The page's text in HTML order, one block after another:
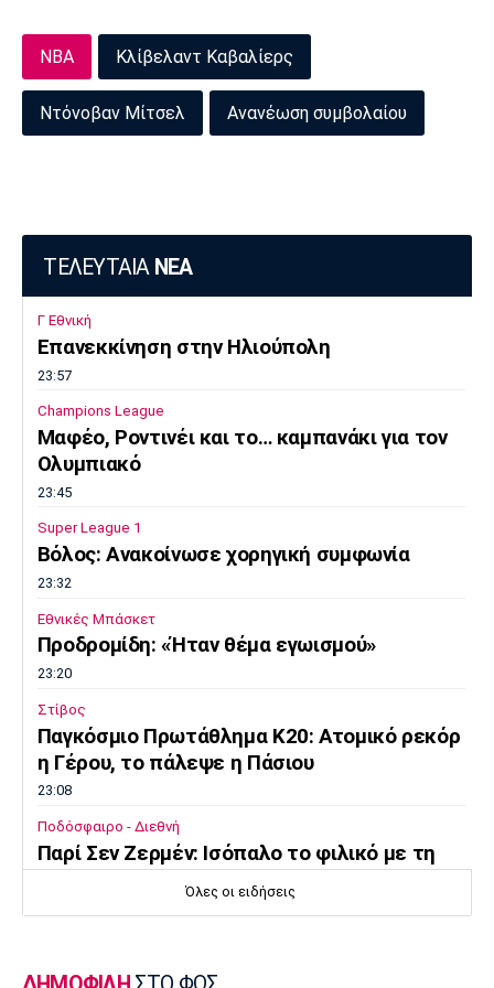
NBA Κλίβελαντ Καβαλίερς
Ντόνοβαν Μίτσελ Ανανέωση συμβολαίου
ΤΕΛΕΥΤΑΙΑ ΝΕΑ
Γ Εθνική
Επανεκκίνηση στην Ηλιούπολη
23:57
Champions League
Μαφέο, Ροντινέι και το… καμπανάκι για τον
Ολυμπιακό
23:45
Super League 1
Βόλος: Ανακοίνωσε χορηγική συμφωνία
23:32
Εθνικές Μπάσκετ
Προδρομίδη: «Ήταν θέμα εγωισμού»
23:20
Στίβος
Παγκόσμιο Πρωτάθλημα Κ20: Ατομικό ρεκόρ
η Γέρου, το πάλεψε η Πάσιου
23:08
Ποδόσφαιρο - Διεθνή
Παρί Σεν Ζερμέν: Ισόπαλο το φιλικό με τη
Μάντσεστερ Γιουνάιτεντ
Σκωτία: «Δύο στα δύο» η Σεντ Μίρεν, πρώτη
Όλες οι ειδήσεις